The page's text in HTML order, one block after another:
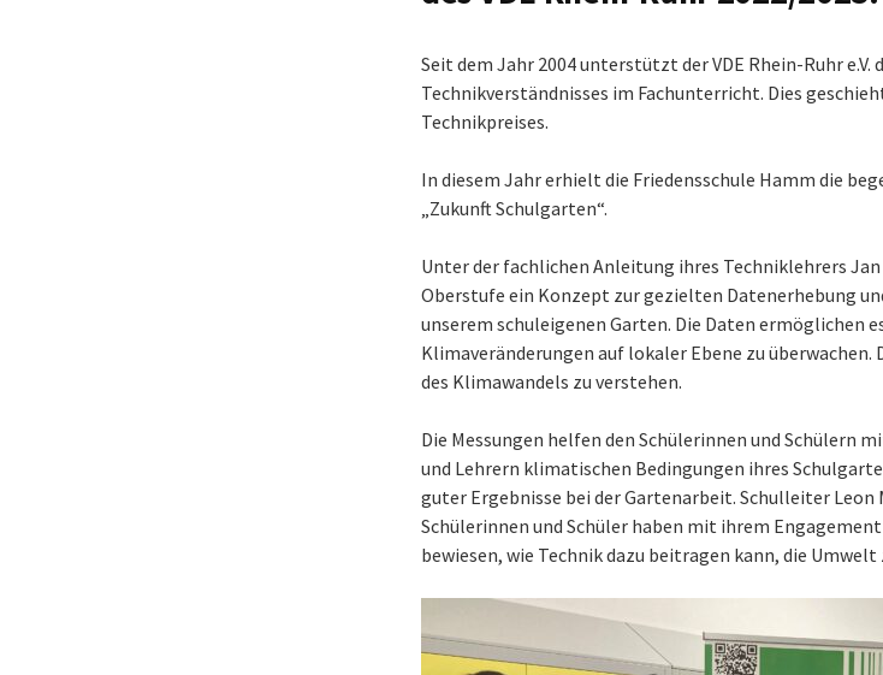
Seit dem Jahr 2004 unterstützt der VDE Rhein-Ruhr e.V.
Technikverständnisses im Fachunterricht. Dies
Technikpreises.
In diesem Jahr erhielt die Friedensschule Hamm die
„Zukunft Schulgarten“.
Unter der fachlichen Anleitung ihres Techniklehrers
Oberstufe ein Konzept zur gezielten Datenerhebung
unserem schuleigenen Garten. Die Daten ermöglichen
Klimaveränderungen auf lokaler Ebene zu überwachen.
des Klimawandels zu verstehen.
Die Messungen helfen den Schülerinnen und Schülern
und Lehrern klimatischen Bedingungen ihres
guter Ergebnisse bei der Gartenarbeit. Schulleiter Leon
Schülerinnen und Schüler haben mit ihrem
bewiesen, wie Technik dazu beitragen kann, die Umwelt